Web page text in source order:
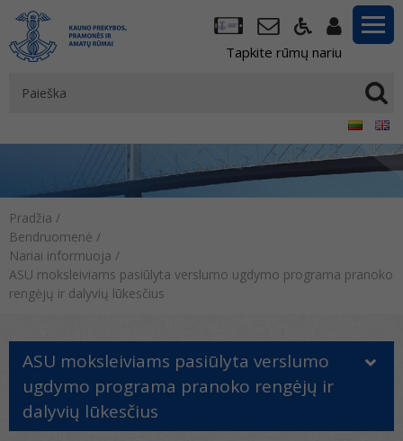
Tapkite rūmų nariu
Pradžia /
Bendruomenė /
Nariai informuoja /
ASU moksleiviams pasiūlyta verslumo ugdymo programa pranoko
rengėjų ir dalyvių lūkesčius
ASU moksleiviams pasiūlyta verslumo
ugdymo programa pranoko rengėjų ir
dalyvių lūkesčius